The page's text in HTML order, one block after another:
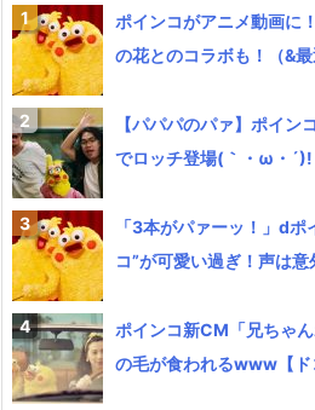
ポインコがアニメ動画に
の花とのコラボも！（&
【パパパのパァ】ポイン
でロッチ登場(｀・ω・´)!
「3本がパァーッ！」d
コ”が可愛い過ぎ！声は意
ポインコ新CM「兄ちゃ
の毛が食われるwww【ド